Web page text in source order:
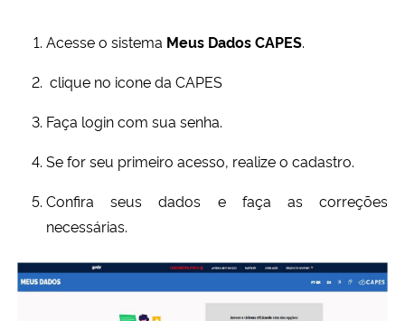
Secretaria de Governo
Gabinete de Segurança Institucional
Advocacia-Geral da União
Banco Central do Brasil
Acesse o sistema Meus Dados CAPES.
clique no icone da CAPES
Faça login com sua senha.
Se for seu primeiro acesso, realize o cadastro.
Confira seus dados e faça as correções
necessárias.